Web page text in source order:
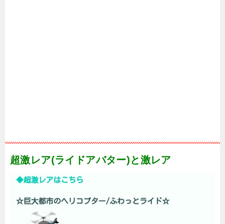
超激レア(ライドアバター)と激レア